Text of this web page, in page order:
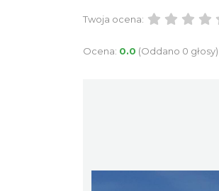
Twoja ocena:
Ocena: 0.0 (Oddano 0 głosy)